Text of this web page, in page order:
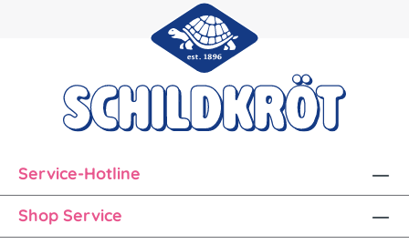
Service-Hotline
Shop Service